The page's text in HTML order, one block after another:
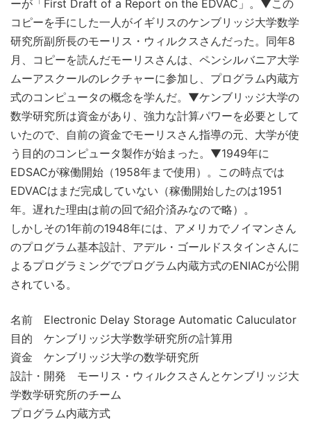
ーが「First Draft of a Report on the EDVAC」。▼この
コピーを手にした一人がイギリスのケンブリッジ大学数学
研究所副所長のモーリス・ウィルクスさんだった。同年8
月、コピーを読んだモーリスさんは、ペンシルバニア大学
ムーアスクールのレクチャーに参加し、プログラム内蔵方
式のコンピュータの概念を学んだ。▼ケンブリッジ大学の
数学研究所は資金があり、強力な計算パワーを必要として
いたので、自前の資金でモーリスさん指導の元、大学が使
う目的のコンピュータ製作が始まった。▼1949年に
EDSACが稼働開始（1958年まで使用）。この時点では
EDVACはまだ完成していない（稼働開始したのは1951
年。遅れた理由は前の回で紹介済みなので略）。
しかしその1年前の1948年には、アメリカでノイマンさん
のプログラム基本設計、アデル・ゴールドスタインさんに
よるプログラミングでプログラム内蔵方式のENIACが公開
されている。
名前 Electronic Delay Storage Automatic Caluculator
目的 ケンブリッジ大学数学研究所の計算用
資金 ケンブリッジ大学の数学研究所
設計・開発 モーリス・ウィルクスさんとケンブリッジ大
学数学研究所のチーム
プログラム内蔵方式